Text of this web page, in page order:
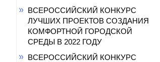
ВСЕРОССИЙСКИЙ КОНКУРС
ЛУЧШИХ ПРОЕКТОВ СОЗДАНИЯ
КОМФОРТНОЙ ГОРОДСКОЙ
СРЕДЫ В 2022 ГОДУ
ВСЕРОССИЙСКИЙ КОНКУРС